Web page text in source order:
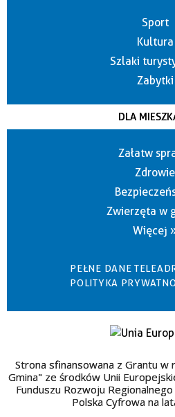
Sport
Kultura
Szlaki
Zabytki
DLA
Załatw
Zdrowie
Zwierzęta w
Więcej
PEŁNE DANE
POLITYKA
Strona sfinansowana z Grantu w
Gmina" ze środków Unii
Funduszu Rozwoju
Polska Cyfrowa na